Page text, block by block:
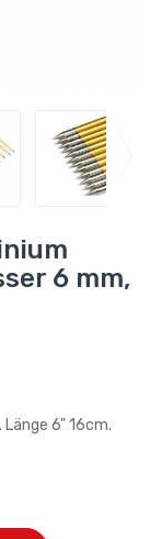
6 mm,
6" 16cm.